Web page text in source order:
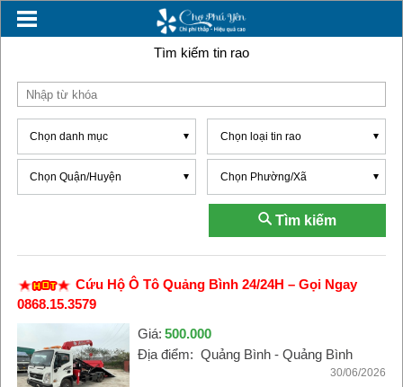
Tìm kiếm tin rao
Chọn danh mục Chọn loại tin rao
Chọn Quận/Huyện Chọn Phường/Xã
Tìm kiếm
Cứu Hộ Ô Tô Quảng Bình 24/24H – Gọi Ngay
0868.15.3579
Giá: 500.000
Địa điểm: Quảng Bình - Quảng Bình
30/06/2026